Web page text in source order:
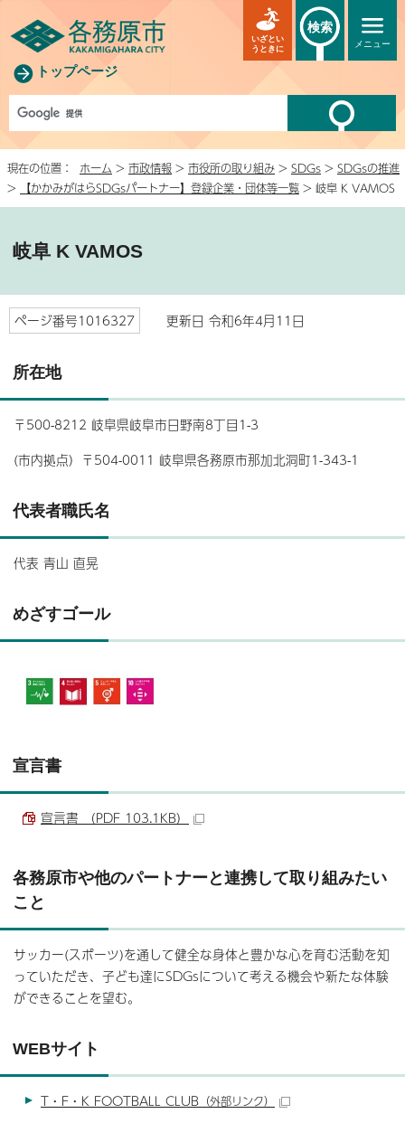
トップページ
メニュー
いざとい
うときに
検索
現在の位置： ホーム > 市政情報 > 市役所の取り組み > SDGs > SDGsの推進
>
【かかみがはらSDGsパートナー】登録企業・団体等一覧 > 岐阜 K VAMOS
岐阜 K VAMOS
ページ番号1016327 更新日 令和6年4月11日
所在地
〒500-8212 岐阜県岐阜市日野南8丁目1-3
(市内拠点）〒504-0011 岐阜県各務原市那加北洞町1-343-1
代表者職氏名
代表 青山 直晃
めざすゴール
宣言書
宣言書 （PDF 103.1KB）
各務原市や他のパートナーと連携して取り組みたい
こと
サッカー(スポーツ)を通して健全な身体と豊かな心を育む活動を知
っていただき、子ども達にSDGsについて考える機会や新たな体験
ができることを望む。
WEBサイト
T・F・K FOOTBALL CLUB （外部リンク）